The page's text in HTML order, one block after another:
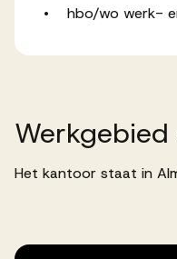
• hbo/wo werk-
Werkgebied
Het kantoor staat in